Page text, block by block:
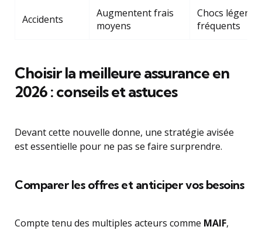
Accidents
Augmentent frais
moyens
Chocs légers
fréquents
Choisir la meilleure assurance en
2026 : conseils et astuces
Devant cette nouvelle donne, une stratégie avisée
est essentielle pour ne pas se faire surprendre.
Comparer les offres et anticiper vos besoins
Compte tenu des multiples acteurs comme MAIF,